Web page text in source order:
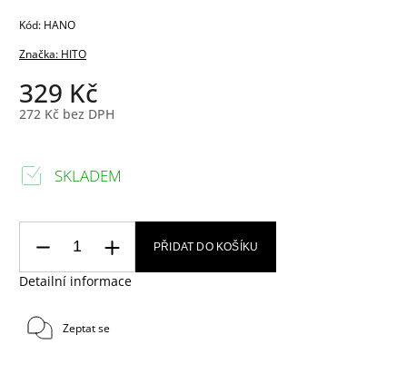
Kód: HANO
Značka: HITO
329 Kč
272 Kč bez DPH
SKLADEM
PŘIDAT DO KOŠÍKU
Detailní informace
Zeptat se